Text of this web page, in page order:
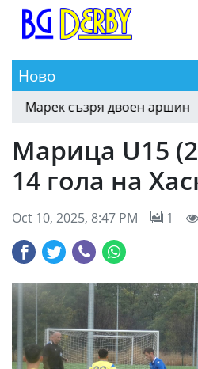
Ново
съзря двоен аршин
Марица U15
14 гола на
Oct 10, 2025, 8:47 PM 1